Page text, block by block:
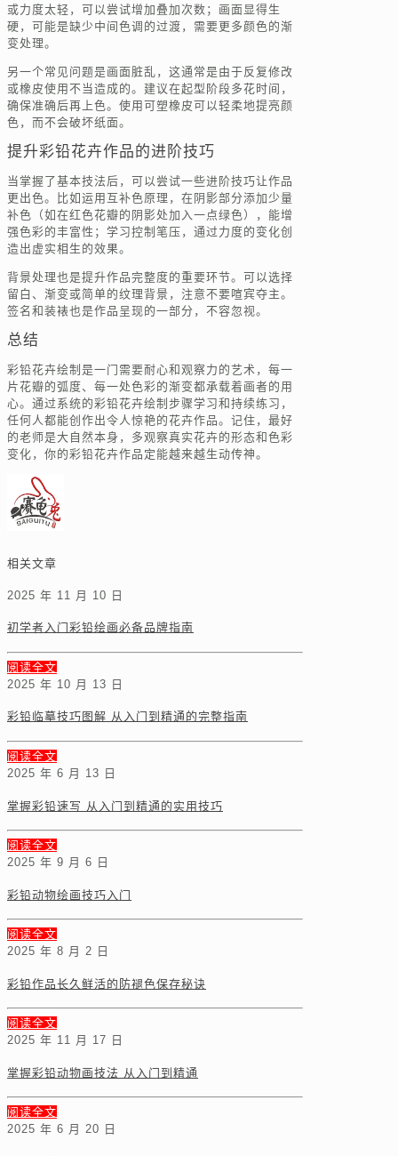
或力度太轻，可以尝试增加叠加次数；画面显得生
硬，可能是缺少中间色调的过渡，需要更多颜色的渐
变处理。
另一个常见问题是画面脏乱，这通常是由于反复修改
或橡皮使用不当造成的。建议在起型阶段多花时间，
确保准确后再上色。使用可塑橡皮可以轻柔地提亮颜
色，而不会破坏纸面。
提升彩铅花卉作品的进阶技巧
当掌握了基本技法后，可以尝试一些进阶技巧让作品
更出色。比如运用互补色原理，在阴影部分添加少量
补色（如在红色花瓣的阴影处加入一点绿色），能增
强色彩的丰富性；学习控制笔压，通过力度的变化创
造出虚实相生的效果。
背景处理也是提升作品完整度的重要环节。可以选择
留白、渐变或简单的纹理背景，注意不要喧宾夺主。
签名和装裱也是作品呈现的一部分，不容忽视。
总结
彩铅花卉绘制是一门需要耐心和观察力的艺术，每一
片花瓣的弧度、每一处色彩的渐变都承载着画者的用
心。通过系统的彩铅花卉绘制步骤学习和持续练习，
任何人都能创作出令人惊艳的花卉作品。记住，最好
的老师是大自然本身，多观察真实花卉的形态和色彩
变化，你的彩铅花卉作品定能越来越生动传神。
相关文章
2025 年 11 月 10 日
初学者入门彩铅绘画必备品牌指南
阅读全文
2025 年 10 月 13 日
彩铅临摹技巧图解 从入门到精通的完整指南
阅读全文
2025 年 6 月 13 日
掌握彩铅速写 从入门到精通的实用技巧
阅读全文
2025 年 9 月 6 日
彩铅动物绘画技巧入门
阅读全文
2025 年 8 月 2 日
彩铅作品长久鲜活的防褪色保存秘诀
阅读全文
2025 年 11 月 17 日
掌握彩铅动物画技法 从入门到精通
阅读全文
2025 年 6 月 20 日